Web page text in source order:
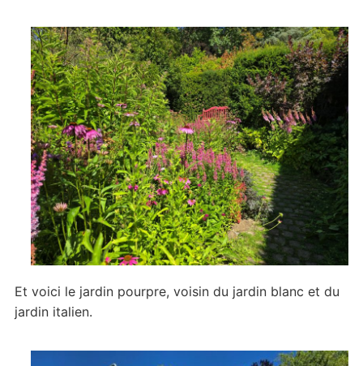
Et voici le jardin pourpre, voisin du jardin blanc et du
jardin italien.